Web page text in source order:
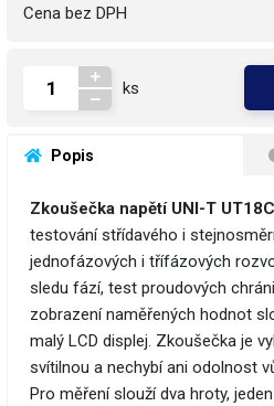
Cena bez DPH
ks
Popis
Zkoušečka napětí UNI-T UT18C
testování střídavého i
jednofázových i třífázových
sledu fází, test proudových
zobrazení naměřených hodnot
malý LCD displej. Zkoušečka je
svítilnou a nechybí ani odolnost
Pro měření slouží dva hroty,